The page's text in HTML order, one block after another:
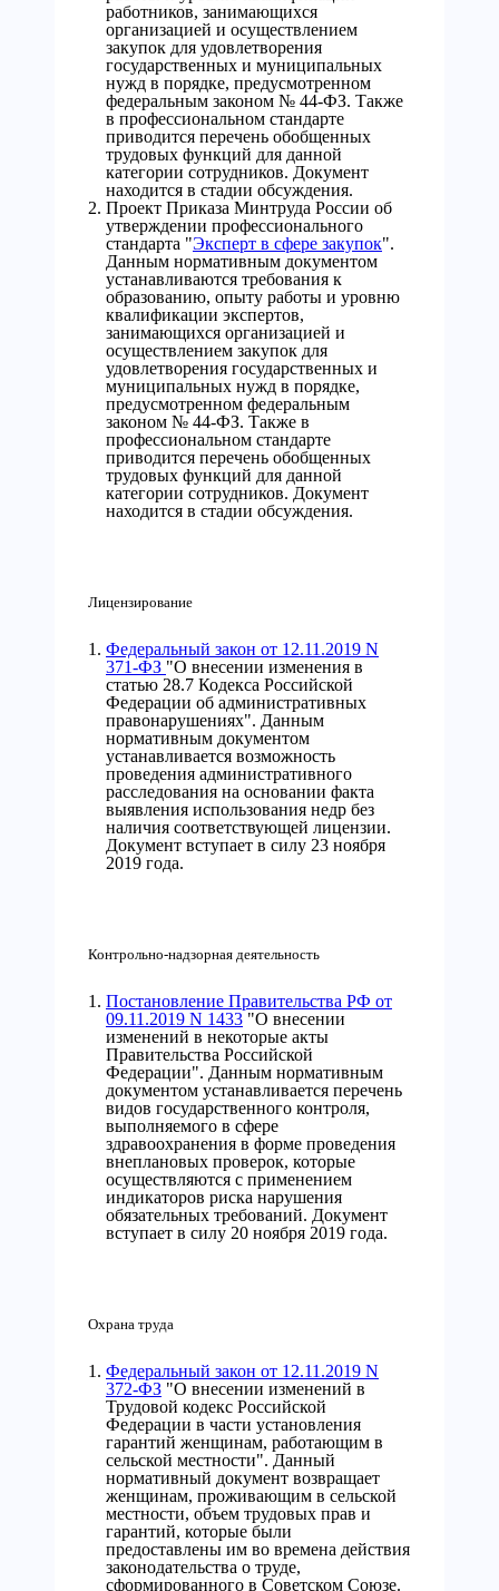
работников, занимающихся
организацией и осуществлением
закупок для удовлетворения
государственных и муниципальных
нужд в порядке, предусмотренном
федеральным законом № 44-ФЗ. Также
в профессиональном стандарте
приводится перечень обобщенных
трудовых функций для данной
категории сотрудников. Документ
находится в стадии обсуждения.
Проект Приказа Минтруда России об
утверждении профессионального
стандарта "Эксперт в сфере закупок".
Данным нормативным документом
устанавливаются требования к
образованию, опыту работы и уровню
квалификации экспертов,
занимающихся организацией и
осуществлением закупок для
удовлетворения государственных и
муниципальных нужд в порядке,
предусмотренном федеральным
законом № 44-ФЗ. Также в
профессиональном стандарте
приводится перечень обобщенных
трудовых функций для данной
категории сотрудников. Документ
находится в стадии обсуждения.
Лицензирование
Федеральный закон от 12.11.2019 N
371-ФЗ "О внесении изменения в
статью 28.7 Кодекса Российской
Федерации об административных
правонарушениях". Данным
нормативным документом
устанавливается возможность
проведения административного
расследования на основании факта
выявления использования недр без
наличия соответствующей лицензии.
Документ вступает в силу 23 ноября
2019 года.
Контрольно-надзорная деятельность
Постановление Правительства РФ от
09.11.2019 N 1433 "О внесении
изменений в некоторые акты
Правительства Российской
Федерации". Данным нормативным
документом устанавливается перечень
видов государственного контроля,
выполняемого в сфере
здравоохранения в форме проведения
внеплановых проверок, которые
осуществляются с применением
индикаторов риска нарушения
обязательных требований. Документ
вступает в силу 20 ноября 2019 года.
Охрана труда
Федеральный закон от 12.11.2019 N
372-ФЗ "О внесении изменений в
Трудовой кодекс Российской
Федерации в части установления
гарантий женщинам, работающим в
сельской местности". Данный
нормативный документ возвращает
женщинам, проживающим в сельской
местности, объем трудовых прав и
гарантий, которые были
предоставлены им во времена действия
законодательства о труде,
сформированного в Советском Союзе.